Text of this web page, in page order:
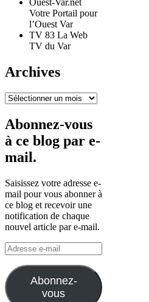
Ouest-Var.net
Votre Portail pour
l’Ouest Var
TV 83 La Web
TV du Var
Archives
Archives
Abonnez-vous
à ce blog par e-
mail.
Saisissez votre adresse e-
mail pour vous abonner à
ce blog et recevoir une
notification de chaque
nouvel article par e-mail.
Adresse
e-
mail
Abonnez-
vous